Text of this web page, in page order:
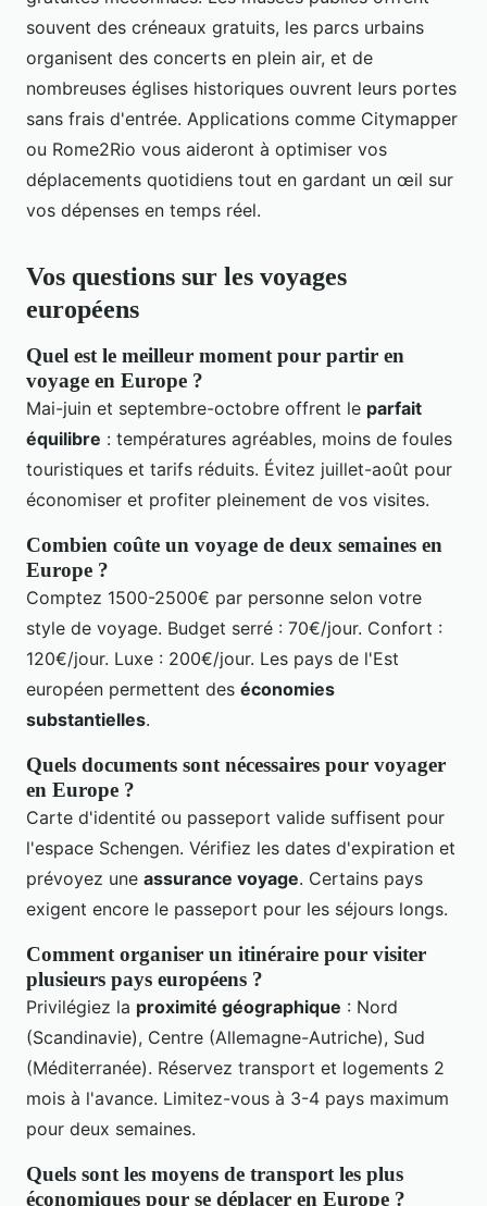
souvent des créneaux gratuits, les parcs urbains
organisent des concerts en plein air, et de
nombreuses églises historiques ouvrent leurs portes
sans frais d'entrée. Applications comme Citymapper
ou Rome2Rio vous aideront à optimiser vos
déplacements quotidiens tout en gardant un œil sur
vos dépenses en temps réel.
Vos questions sur les voyages
européens
Quel est le meilleur moment pour partir en
voyage en Europe ?
Mai-juin et septembre-octobre offrent le parfait
équilibre : températures agréables, moins de foules
touristiques et tarifs réduits. Évitez juillet-août pour
économiser et profiter pleinement de vos visites.
Combien coûte un voyage de deux semaines en
Europe ?
Comptez 1500-2500€ par personne selon votre
style de voyage. Budget serré : 70€/jour. Confort :
120€/jour. Luxe : 200€/jour. Les pays de l'Est
européen permettent des économies
substantielles.
Quels documents sont nécessaires pour voyager
en Europe ?
Carte d'identité ou passeport valide suffisent pour
l'espace Schengen. Vérifiez les dates d'expiration et
prévoyez une assurance voyage. Certains pays
exigent encore le passeport pour les séjours longs.
Comment organiser un itinéraire pour visiter
plusieurs pays européens ?
Privilégiez la proximité géographique : Nord
(Scandinavie), Centre (Allemagne-Autriche), Sud
(Méditerranée). Réservez transport et logements 2
mois à l'avance. Limitez-vous à 3-4 pays maximum
pour deux semaines.
Quels sont les moyens de transport les plus
économiques pour se déplacer en Europe ?